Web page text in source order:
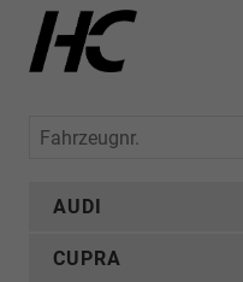
Fahrzeugnr.
AUDI
CUPRA